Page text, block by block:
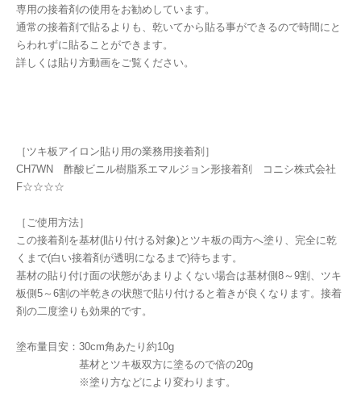
専用の接着剤の使用をお勧めしています。
通常の接着剤で貼るよりも、乾いてから貼る事ができるので時間にと
らわれずに貼ることができます。
詳しくは貼り方動画をご覧ください。
［ツキ板アイロン貼り用の業務用接着剤］
CH7WN 酢酸ビニル樹脂系エマルジョン形接着剤 コニシ株式会社
F☆☆☆☆
［ご使用方法］
この接着剤を基材(貼り付ける対象)とツキ板の両方へ塗り、完全に乾
くまで(白い接着剤が透明になるまで)待ちます。
基材の貼り付け面の状態があまりよくない場合は基材側8～9割、ツキ
板側5～6割の半乾きの状態で貼り付けると着きが良くなります。接着
剤の二度塗りも効果的です。
塗布量目安：30cm角あたり約10g
基材とツキ板双方に塗るので倍の20g
※塗り方などにより変わります。